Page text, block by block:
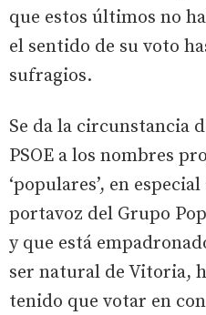
que estos últimos no
el sentido de su voto
sufragios.
Se da la circunstancia
PSOE a los nombres
‘populares’, en
portavoz del Grupo
y que está
ser natural de Vitoria,
tenido que votar en